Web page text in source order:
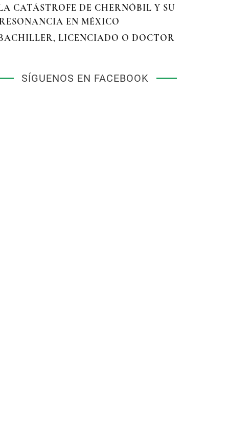
CATÁSTROFE DE CHERNÓBIL Y SU
EN MÉXICO
LICENCIADO O DOCTOR
SÍGUENOS EN FACEBOOK